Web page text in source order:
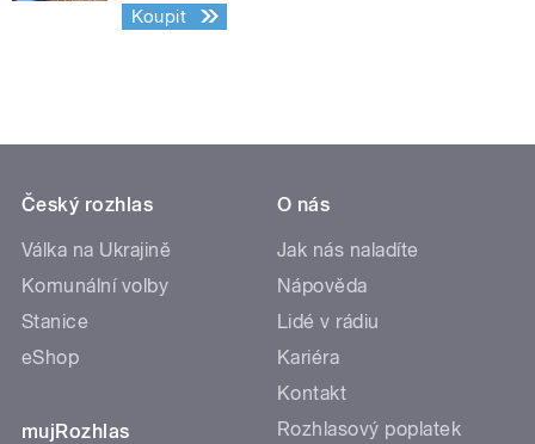
Koupit
Český rozhlas
Válka na Ukrajině
Komunální volby
Stanice
eShop
mujRozhlas
O nás
Jak nás naladíte
Nápověda
Lidé v rádiu
Kariéra
Kontakt
Rozhlasový poplatek